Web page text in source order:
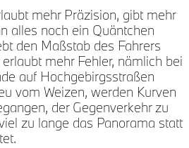
mehr Präzision, gibt mehr
alles noch ein Quäntchen
den Maßstab des Fahrers
mehr Fehler, nämlich bei
auf Hochgebirgsstraßen
vom Weizen, werden Kurven
der Gegenverkehr zu
zu lange das Panorama statt